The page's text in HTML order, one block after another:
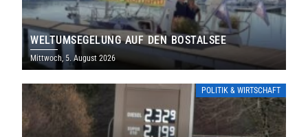
WELTUMSEGELUNG AUF DEN BOSTALSEE
Mittwoch, 5. August 2026
POLITIK & WIRTSCHAFT